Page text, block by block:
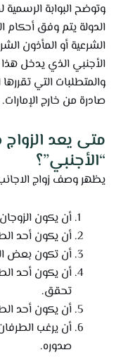
وتوضح البوابة
الدولة يتم وفق أحكام
الشرعية أو المأذون
الأجنبي الذي يدخل
والمتطلبات التي
صادرة من خارج الإمارات.
متى يعد الزواج
“الأجنبي”؟
يظهر وصف زواج
أن يكون
أن يكون أحد
أن تكون بعض
أن يكون أحد
تحقق.
أن يكون أحد
أن يرغب
صدوره.